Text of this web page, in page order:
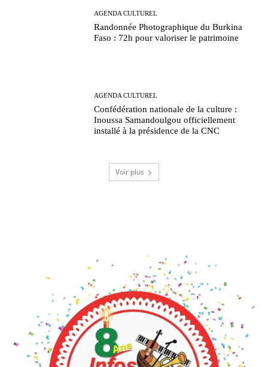
AGENDA CULTUREL
Randonnée Photographique du Burkina
Faso : 72h pour valoriser le patrimoine
AGENDA CULTUREL
Confédération nationale de la culture :
Inoussa Samandoulgou officiellement
installé à la présidence de la CNC
Voir plus